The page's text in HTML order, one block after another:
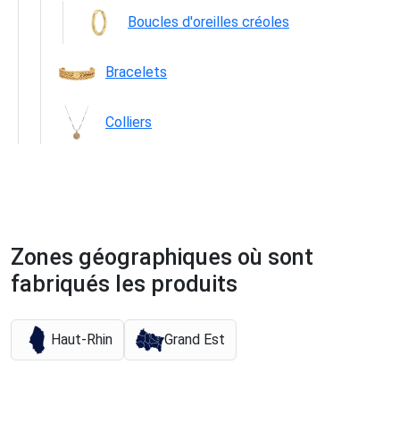
Boucles d'oreilles créoles
Bracelets
Colliers
Zones géographiques où sont
fabriqués les produits
Haut-Rhin Grand Est